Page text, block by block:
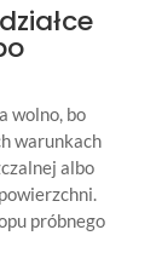
wolno, bo
warunkach
albo
próbnego